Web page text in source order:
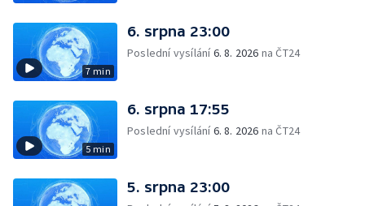
7 min
6. srpna 23:00
Poslední vysílání6. 8. 2026 na ČT24
5 min
6. srpna 17:55
Poslední vysílání6. 8. 2026 na ČT24
5. srpna 23:00